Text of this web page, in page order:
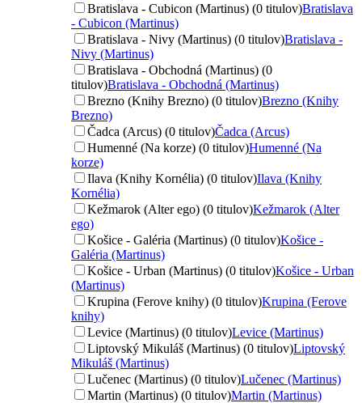
Bratislava - Cubicon (Martinus) (0 titulov)Bratislava
- Cubicon (Martinus)
Bratislava - Nivy (Martinus) (0 titulov)Bratislava -
Nivy (Martinus)
Bratislava - Obchodná (Martinus) (0
titulov)Bratislava - Obchodná (Martinus)
Brezno (Knihy Brezno) (0 titulov)Brezno (Knihy
Brezno)
Čadca (Arcus) (0 titulov)Čadca (Arcus)
Humenné (Na korze) (0 titulov)Humenné (Na
korze)
Ilava (Knihy Kornélia) (0 titulov)Ilava (Knihy
Kornélia)
Kežmarok (Alter ego) (0 titulov)Kežmarok (Alter
ego)
Košice - Galéria (Martinus) (0 titulov)Košice -
Galéria (Martinus)
Košice - Urban (Martinus) (0 titulov)Košice - Urban
(Martinus)
Krupina (Ferove knihy) (0 titulov)Krupina (Ferove
knihy)
Levice (Martinus) (0 titulov)Levice (Martinus)
Liptovský Mikuláš (Martinus) (0 titulov)Liptovský
Mikuláš (Martinus)
Lučenec (Martinus) (0 titulov)Lučenec (Martinus)
Martin (Martinus) (0 titulov)Martin (Martinus)